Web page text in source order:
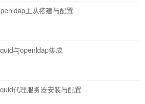
主从搭建与配置
与openldap集成
代理服务器安装与配置